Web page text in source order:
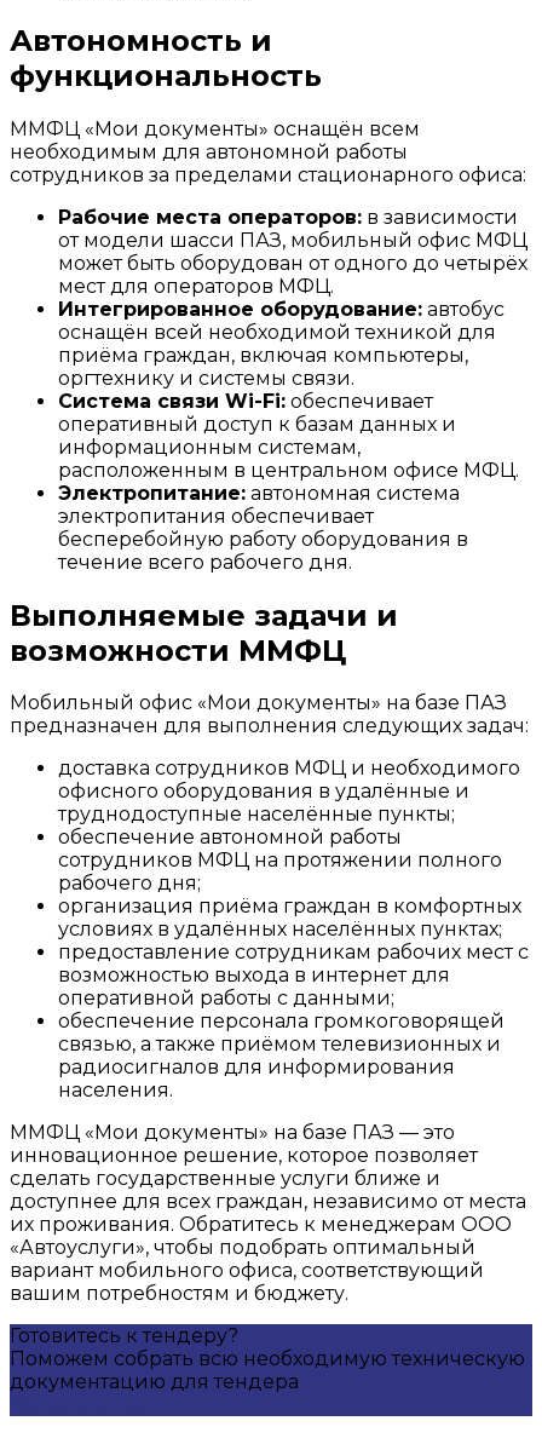
Автономность и
функциональность
ММФЦ «Мои документы» оснащён всем
необходимым для автономной работы
сотрудников за пределами стационарного офиса:
Рабочие места операторов: в зависимости
от модели шасси ПАЗ, мобильный офис МФЦ
может быть оборудован от одного до четырёх
мест для операторов МФЦ.
Интегрированное оборудование: автобус
оснащён всей необходимой техникой для
приёма граждан, включая компьютеры,
оргтехнику и системы связи.
Система связи Wi-Fi: обеспечивает
оперативный доступ к базам данных и
информационным системам,
расположенным в центральном офисе МФЦ.
Электропитание: автономная система
электропитания обеспечивает
бесперебойную работу оборудования в
течение всего рабочего дня.
Выполняемые задачи и
возможности ММФЦ
Мобильный офис «Мои документы» на базе ПАЗ
предназначен для выполнения следующих задач:
доставка сотрудников МФЦ и необходимого
офисного оборудования в удалённые и
труднодоступные населённые пункты;
обеспечение автономной работы
сотрудников МФЦ на протяжении полного
рабочего дня;
организация приёма граждан в комфортных
условиях в удалённых населённых пунктах;
предоставление сотрудникам рабочих мест с
возможностью выхода в интернет для
оперативной работы с данными;
обеспечение персонала громкоговорящей
связью, а также приёмом телевизионных и
радиосигналов для информирования
населения.
ММФЦ «Мои документы» на базе ПАЗ — это
инновационное решение, которое позволяет
сделать государственные услуги ближе и
доступнее для всех граждан, независимо от места
их проживания. Обратитесь к менеджерам ООО
«Автоуслуги», чтобы подобрать оптимальный
вариант мобильного офиса, соответствующий
вашим потребностям и бюджету.
Готовитесь к тендеру?
Поможем собрать всю необходимую техническую
документацию для тендера